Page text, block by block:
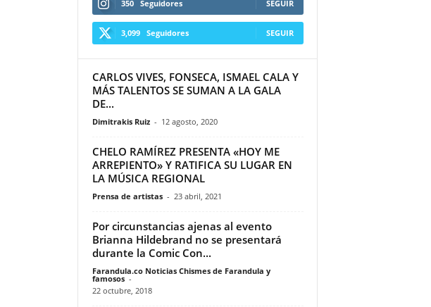
350 Seguidores SEGUIR
3,099 Seguidores SEGUIR
CARLOS VIVES, FONSECA, ISMAEL CALA Y
MÁS TALENTOS SE SUMAN A LA GALA
DE...
Dimitrakis Ruiz - 12 agosto, 2020
CHELO RAMÍREZ PRESENTA «HOY ME
ARREPIENTO» Y RATIFICA SU LUGAR EN
LA MÚSICA REGIONAL
Prensa de artistas - 23 abril, 2021
Por circunstancias ajenas al evento
Brianna Hildebrand no se presentará
durante la Comic Con...
Farandula.co Noticias Chismes de Farandula y
famosos -
22 octubre, 2018